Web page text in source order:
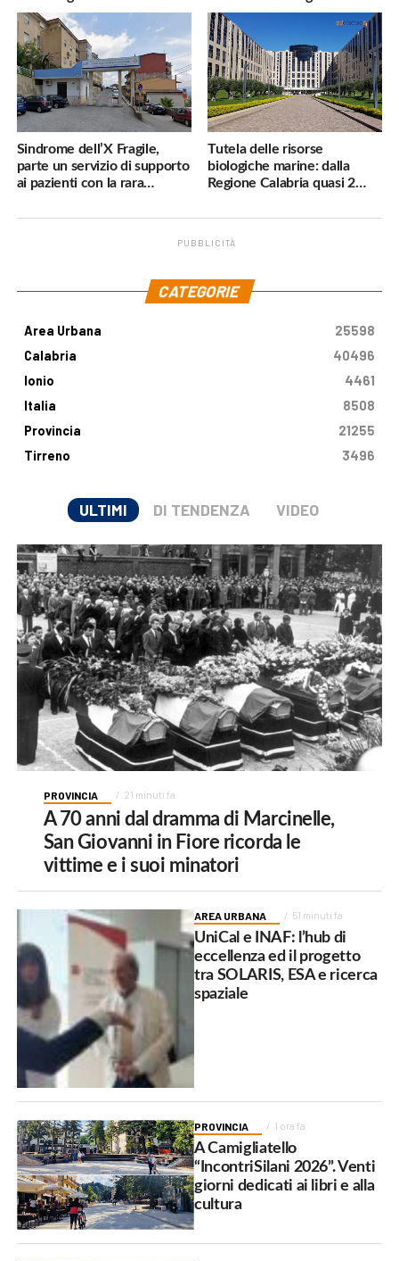
navigatore
pericoli, interverremo
subito»
Sindrome dell’X Fragile,
parte un servizio di supporto
ai pazienti con la rara
Tutela delle risorse
biologiche marine: dalla
Regione Calabria quasi 2
PUBBLICITÀ
CATEGORIE
Area Urbana
25598
Calabria
40496
Ionio
4461
Italia
8508
Provincia
21255
Tirreno
3496
ULTIMI DI TENDENZA VIDEO
PROVINCIA 21 minuti fa
A 70 anni dal dramma di Marcinelle,
San Giovanni in Fiore ricorda le
vittime e i suoi minatori
AREA URBANA 51 minuti fa
UniCal e INAF: l’hub di
eccellenza ed il progetto
tra SOLARIS, ESA e ricerca
spaziale
PROVINCIA 1 ora fa
A Camigliatello
“IncontriSilani 2026”. Venti
giorni dedicati ai libri e alla
cultura